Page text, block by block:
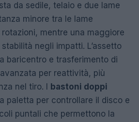
da sedile, telaio e due lame
minore tra le lame
mentre una maggiore
negli impatti. L’assetto
baricentro e trasferimento di
per reattività, più
nel tiro. I
bastoni doppi
paletta per controllare il disco e
puntali che permettono la